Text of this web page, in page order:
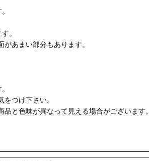
。
あまい部分もあります。
つけ下さい。
と色味が異なって見える場合がございます。